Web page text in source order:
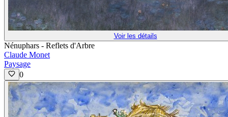
Voir les détails
Nénuphars - Reflets d'Arbre
Claude Monet
Paysage
0